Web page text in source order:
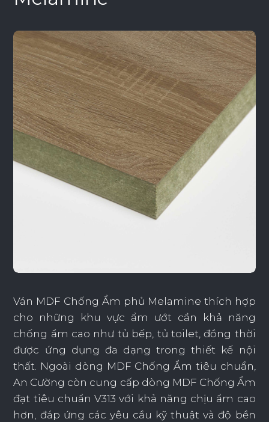
Ván MDF Chống Ẩm phủ Melamine thích hợp
cho những khu vực ẩm ướt cần khả năng
chống ẩm cao như tủ bếp, tủ toilet, đồng thời
được ứng dụng đa dạng trong thiết kế nội
thất. Ngoài dòng MDF Chống Ẩm tiêu chuẩn,
An Cường còn cung cấp dòng MDF Chống Ẩm
đạt tiêu chuẩn V313 với khả năng chịu ẩm cao
hơn, đáp ứng các yêu cầu kỹ thuật và độ bền